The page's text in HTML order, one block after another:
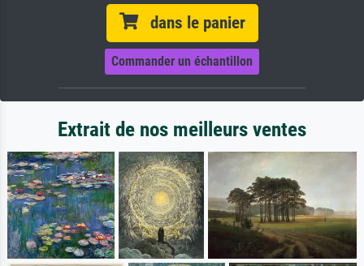
dans le panier
Commander un échantillon
Extrait de nos meilleurs ventes